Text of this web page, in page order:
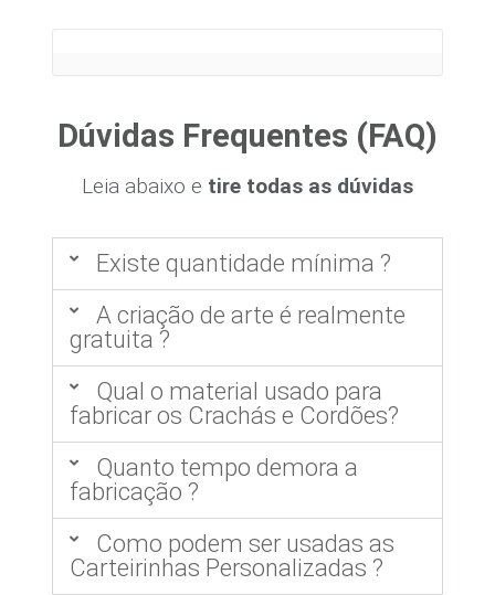
Dúvidas Frequentes (FAQ)
Leia abaixo e tire todas as dúvidas
Existe quantidade mínima ?
A criação de arte é realmente
gratuita ?
Qual o material usado para
fabricar os Crachás e Cordões?
Quanto tempo demora a
fabricação ?
Como podem ser usadas as
Carteirinhas Personalizadas ?